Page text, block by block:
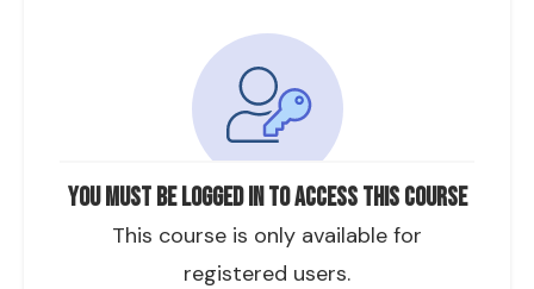
You must be logged in to access this course
This course is only available for
registered users.